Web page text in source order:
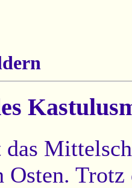
Osten. Trotz